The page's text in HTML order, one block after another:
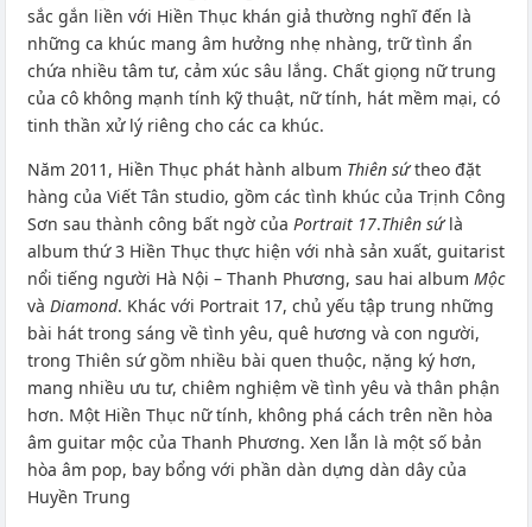
sắc gắn liền với Hiền Thục khán giả thường nghĩ đến là
những ca khúc mang âm hưởng nhẹ nhàng, trữ tình ẩn
chứa nhiều tâm tư, cảm xúc sâu lắng. Chất giọng nữ trung
của cô không mạnh tính kỹ thuật, nữ tính, hát mềm mại, có
tinh thần xử lý riêng cho các ca khúc.
Năm 2011, Hiền Thục phát hành album Thiên sứtheo đặt
hàng của Viết Tân studio, gồm các tình khúc của Trịnh Công
Sơn sau thành công bất ngờ của Portrait 17.Thiên sứlà
album thứ 3 Hiền Thục thực hiện với nhà sản xuất, guitarist
nổi tiếng người Hà Nội – Thanh Phương, sau hai album Mộc
và Diamond. Khác với Portrait 17, chủ yếu tập trung những
bài hát trong sáng về tình yêu, quê hương và con người,
trong Thiên sứ gồm nhiều bài quen thuộc, nặng ký hơn,
mang nhiều ưu tư, chiêm nghiệm về tình yêu và thân phận
hơn. Một Hiền Thục nữ tính, không phá cách trên nền hòa
âm guitar mộc của Thanh Phương. Xen lẫn là một số bản
hòa âm pop, bay bổng với phần dàn dựng dàn dây của
Huyền Trung